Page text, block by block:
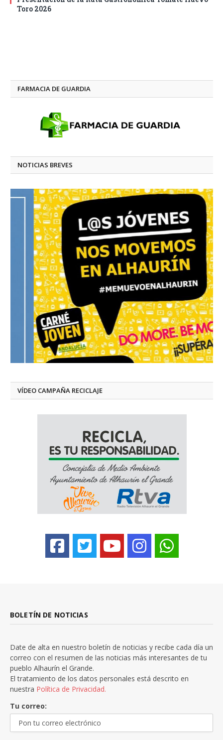
Toro 2026
FARMACIA DE GUARDIA
NOTICIAS BREVES
VÍDEO CAMPAÑA RECICLAJE
BOLETÍN DE NOTICIAS
Date de alta en nuestro boletín de noticias y recibe cada día un
correo con el resumen de las noticias más interesantes de tu
pueblo Alhaurín el Grande.
El tratamiento de los datos personales está descrito en
nuestra Política de Privacidad.
Tu correo: